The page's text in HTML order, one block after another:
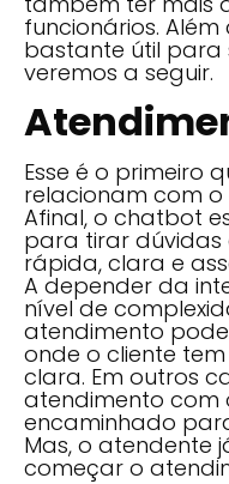
funcionários.
bastante útil para
veremos a seguir.
Esse é o primeiro
relacionam com
Afinal, o chatbot
para tirar dúvidas
rápida, clara e
A depender da
nível de
atendimento
onde o cliente
clara. Em outros
atendimento com
encaminhado
Mas, o atendente
começar o